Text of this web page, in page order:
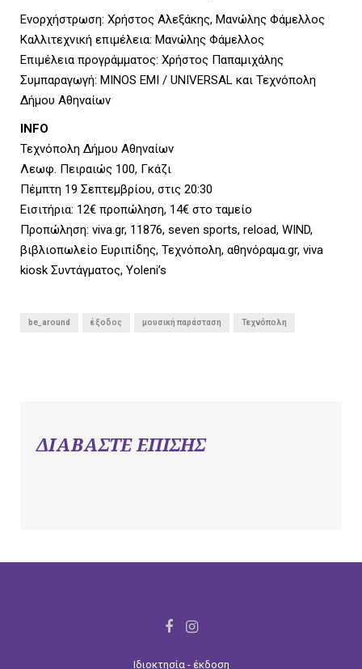
Ενορχήστρωση: Χρήστος Αλεξάκης, Μανώλης Φάμελλος
Καλλιτεχνική επιμέλεια: Μανώλης Φάμελλος
Επιμέλεια προγράμματος: Χρήστος Παπαμιχάλης
Συμπαραγωγή: MINOS EMI / UNIVERSAL και Τεχνόπολη
Δήμου Αθηναίων
INFO
Τεχνόπολη Δήμου Αθηναίων
Λεωφ. Πειραιώς 100, Γκάζι
Πέμπτη 19 Σεπτεμβρίου, στις 20:30
Εισιτήρια: 12€ προπώληση, 14€ στο ταμείο
Προπώληση: viva.gr, 11876, seven sports, reload, WIND,
βιβλιοπωλείο Ευριπίδης, Τεχνόπολη, αθηνόραμα.gr, viva
kiosk Συντάγματος, Yoleni’s
be_around έξοδος μουσική παράσταση Τεχνόπολη
ΔΙΑΒΑΣΤΕ ΕΠΙΣΗΣ
F
I
Ιδιοκτησία - έκδοση